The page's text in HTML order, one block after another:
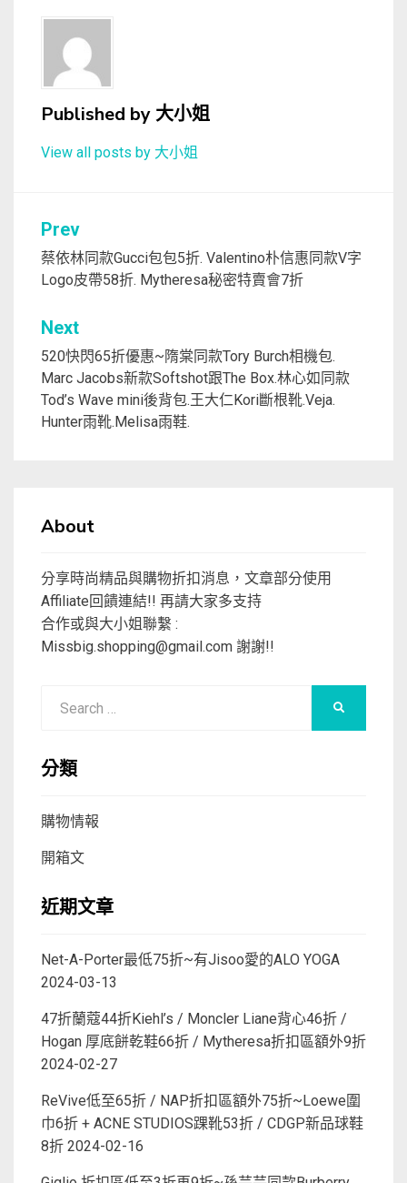
Published by大小姐
View all posts by 大小姐
文
章
導
覽
Prev
蔡依林同款Gucci包包5折. Valentino朴信惠同款V字
Logo皮帶58折. Mytheresa秘密特賣會7折
Next
520快閃65折優惠~隋棠同款Tory Burch相機包.
Marc Jacobs新款Softshot跟The Box.林心如同款
Tod’s Wave mini後背包.王大仁Kori斷根靴.Veja.
Hunter雨靴.Melisa雨鞋.
About
分享時尚精品與購物折扣消息，文章部分使用
Affiliate回饋連結!! 再請大家多支持
合作或與大小姐聯繫 :
Missbig.shopping@gmail.com 謝謝!!
分類
購物情報
開箱文
近期文章
Net-A-Porter最低75折~有Jisoo愛的ALO YOGA
2024-03-13
47折蘭蔻44折Kiehl’s / Moncler Liane背心46折 /
Hogan 厚底餅乾鞋66折 / Mytheresa折扣區額外9折
2024-02-27
ReVive低至65折 / NAP折扣區額外75折~Loewe圍
巾6折 + ACNE STUDIOS踝靴53折 / CDGP新品球鞋
8折 2024-02-16